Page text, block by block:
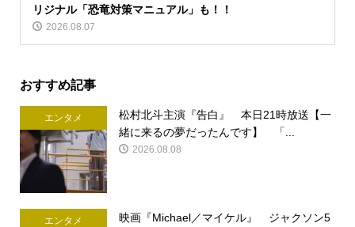
リジナル「恐竜対策マニュアル」も！！
2026.08.07
おすすめ記事
エンタメ
松村北斗主演『告白』 本日21時放送【一
緒に来るの夢だったんです】 「...
2026.08.08
エンタメ
映画『Michael／マイケル』 ジャクソン5